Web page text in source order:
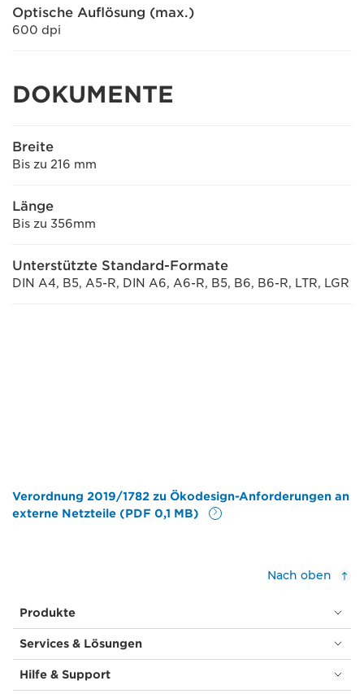
Optische Auflösung (max.)
600 dpi
DOKUMENTE
Breite
Bis zu 216 mm
Länge
Bis zu 356mm
Unterstützte Standard-Formate
DIN A4, B5, A5-R, DIN A6, A6-R, B5, B6, B6-R, LTR, LGR
Verordnung 2019/1782 zu Ökodesign-Anforderungen an
externe Netzteile (PDF 0,1 MB)
Nach oben
Produkte
Services & Lösungen
Hilfe & Support